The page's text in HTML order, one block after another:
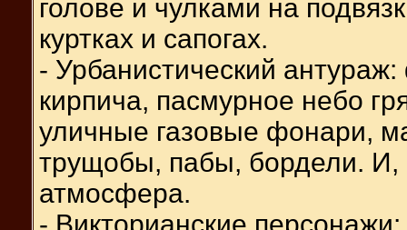
голове и чулками на
куртках и сапогах.
- Урбанистический
кирпича, пасмурное небо
уличные газовые фонари,
трущобы, пабы, бордели. И,
атмосфера.